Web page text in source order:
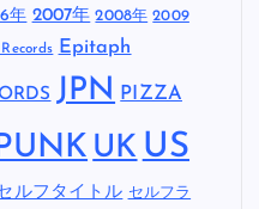
年 2007年 2008年 2009
Epitaph
JPN PIZZA
UK US
ルフタイトル セルフラ